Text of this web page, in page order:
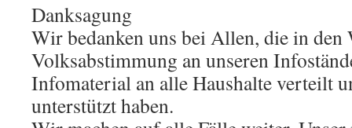
Danksagung
Wir bedanken uns bei Allen, die in den
Volksabstimmung an unseren
Infomaterial an alle Haushalte verteilt
unterstützt haben.